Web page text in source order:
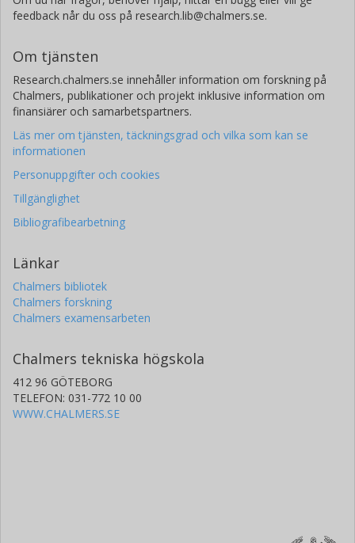
feedback når du oss på research.lib@chalmers.se.
Om tjänsten
Research.chalmers.se innehåller information om forskning på
Chalmers, publikationer och projekt inklusive information om
finansiärer och samarbetspartners.
Läs mer om tjänsten, täckningsgrad och vilka som kan se
informationen
Personuppgifter och cookies
Tillgänglighet
Bibliografibearbetning
Länkar
Chalmers bibliotek
Chalmers forskning
Chalmers examensarbeten
Chalmers tekniska högskola
412 96 GÖTEBORG
TELEFON: 031-772 10 00
WWW.CHALMERS.SE